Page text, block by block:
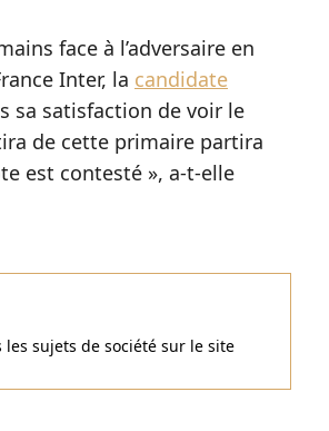
face à l’adversaire en
Inter, la candidate
sa satisfaction de voir le
de cette primaire partira
est contesté », a-t-elle
sujets de société sur le site